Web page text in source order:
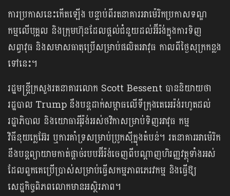
ការប្រកាសនេះកើតឡើង បន្ទាប់ពីរតនាគារអាម៉េរិកប្រកាសទណ្ឌ
កម្មលើបុគ្គល និងក្រុមហ៊ុនដែលផ្តល់ជំនួយដល់អ៊ីរ៉ង់ក្នុងការទិញ
សព្វាវុធ និងសមាសធាតុប្រើសម្រាប់ផលិតអាវុធ កាលពីថ្ងៃសុក្រកន្លង
ទៅនេះ។
រដ្ឋមន្ត្រីក្រសួងរតនាគារលោក Scott Bessent បាននិយាយថា
រដ្ឋបាល Trump នឹងបន្តដាក់សម្ពាធលើទីក្រុងតេអេរ៉ង់រហូតដល់
រដ្ឋាភិបាល និងយោធាអុីរ៉ង់អស់ថវិកាសម្រាប់ទិញអាវុធ កម្ម
វិធីនុយក្លេអ៊ែរ ឬការគាំទ្រសម្រាប់ប្រូកស៊ីក្នុងតំបន់។ រតនាគារអាម៉េរិក
នឹងបន្តព្យាយាមកាត់ផ្តាច់របបអ៊ីរ៉ង់ចេញពីបណ្តាញហិរញ្ញវត្ថុទាំងអស់
ដែលពួកគេប្រើប្រាស់សម្រាប់ធ្វើសកម្មភាពភេរវកម្ម និងធ្វើឱ្យ
សេដ្ឋកិច្ចពិភពលោកមានអស្ថិរភាព។